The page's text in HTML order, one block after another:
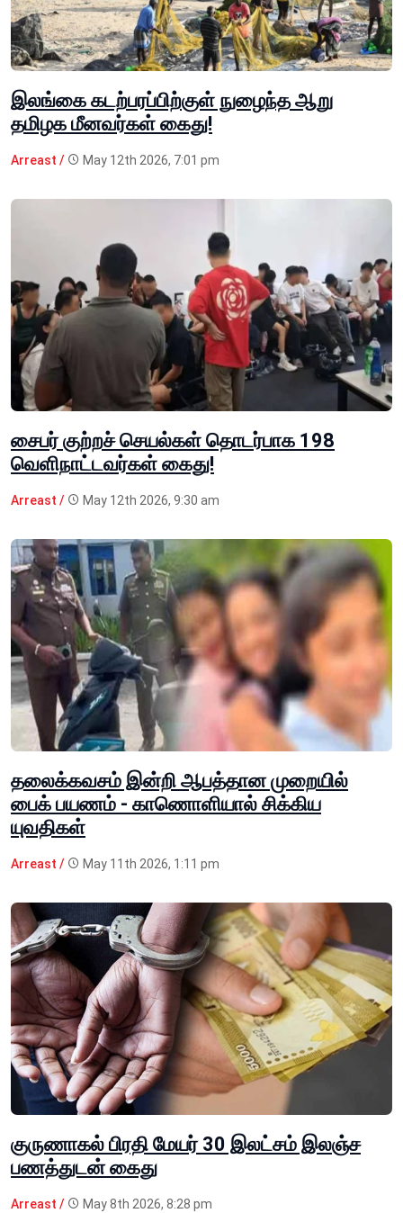
இலங்கை கடற்பரப்பிற்குள் நுழைந்த ஆறு
தமிழக மீனவர்கள் கைது!
Arreast / May 12th 2026, 7:01 pm
சைபர் குற்றச் செயல்கள் தொடர்பாக 198
வெளிநாட்டவர்கள் கைது!
Arreast / May 12th 2026, 9:30 am
தலைக்கவசம் இன்றி ஆபத்தான முறையில்
பைக் பயணம் - காணொளியால் சிக்கிய
யுவதிகள்
Arreast / May 11th 2026, 1:11 pm
குருணாகல் பிரதி மேயர் 30 இலட்சம் இலஞ்ச
பணத்துடன் கைது
Arreast / May 8th 2026, 8:28 pm